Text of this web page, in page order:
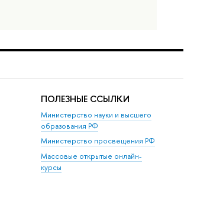
ПОЛЕЗНЫЕ ССЫЛКИ
Министерство науки и высшего
образования РФ
Министерство просвещения РФ
Массовые открытые онлайн-
курсы